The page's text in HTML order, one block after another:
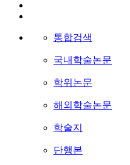
통합검색
국내학술논문
학위논문
해외학술논문
학술지
단행본